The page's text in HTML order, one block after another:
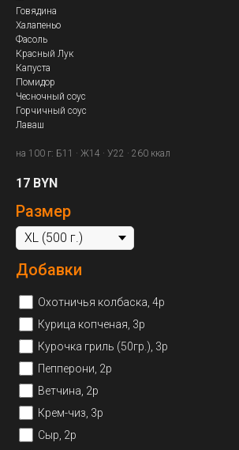
Говядина
Халапеньо
Фасоль
Красный Лук
Капуста
Помидор
Чесночный соус
Горчичный соус
Лаваш
на 100 г: Б11 · Ж14 · У22 · 260 ккал
17 BYN
Размер
Добавки
Охотничья колбаска, 4р
Курица копченая, 3р
Курочка гриль (50гр.), 3р
Пепперони, 2р
Ветчина, 2р
Крем-чиз, 3р
Сыр, 2р